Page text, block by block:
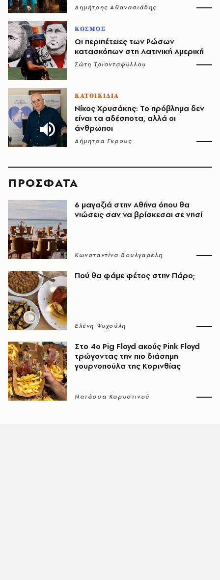
Δημήτρης Αθανασιάδης
ΚΟΣΜΟΣ
Οι περιπέτειες των Ρώσων
κατασκόπων στη Λατινική Αμερική
Σώτη Τριανταφύλλου
ΚΑΤΟΙΚΙΔΙΑ
Νίκος Χρυσάκης: Το πρόβλημα δεν
είναι τα αδέσποτα, αλλά οι
άνθρωποι
Δήμητρα Γκρους
ΠΡΟΣΦΑΤΑ
6 μαγαζιά στην Αθήνα όπου θα
νιώσεις σαν να βρίσκεσαι σε νησί
Κωνσταντίνα Βουλγαρέλη
Πού θα φάμε φέτος στην Πάρο;
Ελένη Ψυχούλη
Στο 4ο Pig Floyd ακούς Pink Floyd
τρώγοντας την πιο διάσημη
γουρνοπούλα της Κορινθίας
Νατάσσα Καρυστινού